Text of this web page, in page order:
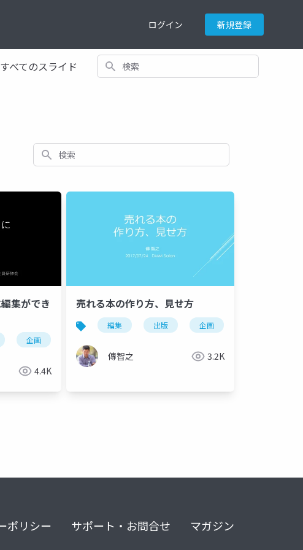
ログイン 新規登録
すべてのスライド 検索
検索
集ができ
企画
4.4K
売れる本の作り方、見せ方
編集 出版 企画
傳智之 3.2K
ポリシー サポート・お問合せ マガジン